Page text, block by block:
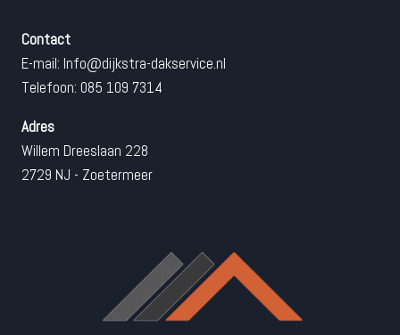
Contact
E-mail: Info@dijkstra-dakservice.nl
Telefoon: 085 109 7314
Adres
Willem Dreeslaan 228
2729 NJ - Zoetermeer